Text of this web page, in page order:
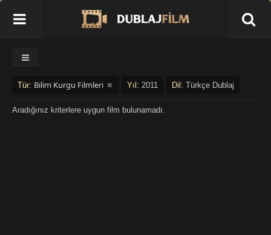
Tür: Bilim Kurgu Filmleri Yıl: 2011 Dil: Türkçe Dublaj
Aradığınız kriterlere uygun film bulunamadı.